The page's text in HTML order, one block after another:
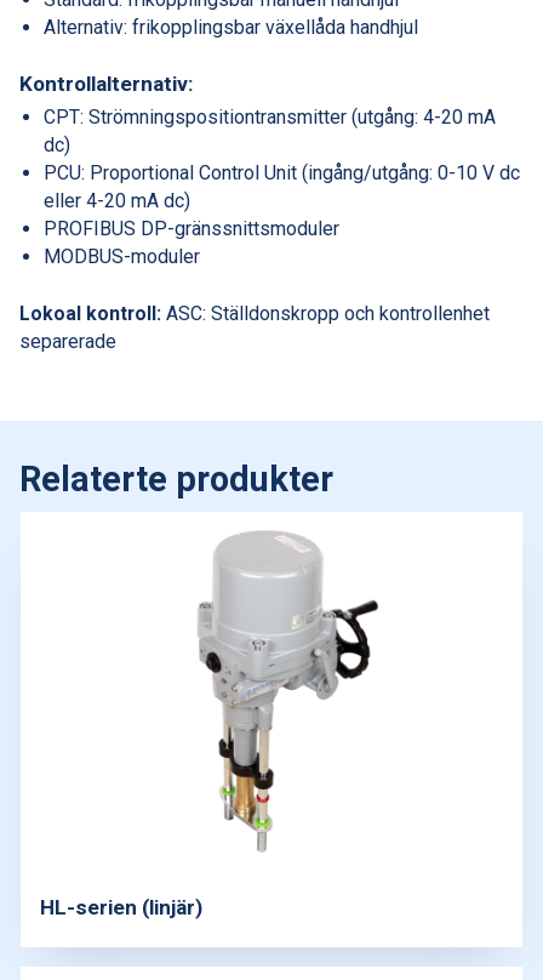
Alternativ: frikopplingsbar växellåda handhjul
Kontrollalternativ:
CPT: Strömningspositiontransmitter (utgång: 4-20 mA
dc)
PCU: Proportional Control Unit (ingång/utgång: 0-10 V dc
eller 4-20 mA dc)
PROFIBUS DP-gränssnittsmoduler
MODBUS-moduler
Lokoal kontroll: ASC: Ställdonskropp och kontrollenhet
separerade
Relaterte produkter
HL-serien (linjär)